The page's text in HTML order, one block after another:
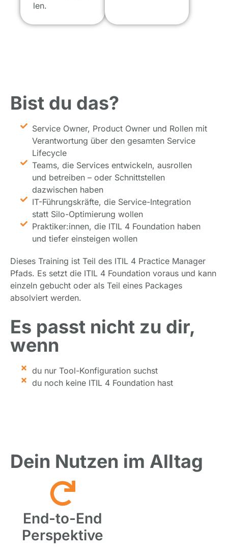
len.
Bist du das?
Service Owner, Product Owner und Rollen mit
Verantwortung über den gesamten Service
Lifecycle
Teams, die Services entwickeln, ausrollen
und betreiben – oder Schnittstellen
dazwischen haben
IT-Führungskräfte, die Service-Integration
statt Silo-Optimierung wollen
Praktiker:innen, die ITIL 4 Foundation haben
und tiefer einsteigen wollen
Dieses Training ist Teil des ITIL 4 Practice Manager
Pfads. Es setzt die ITIL 4 Foundation voraus und kann
einzeln gebucht oder als Teil eines Packages
absolviert werden.
Es passt nicht zu dir,
wenn
du nur Tool-Konfiguration suchst
du noch keine ITIL 4 Foundation hast
Dein Nutzen im Alltag
End-to-End
Perspektive